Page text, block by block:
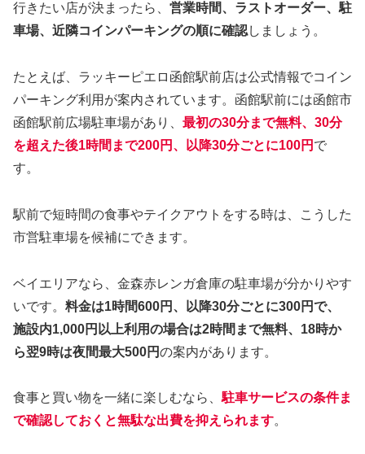
行きたい店が決まったら、 営業時間、ラストオーダー、駐
車場、近隣コインパーキングの順に確認しましょう。
たとえば、ラッキーピエロ函館駅前店は公式情報でコイン
パーキング利用が案内されています。函館駅前には函館市
函館駅前広場駐車場があり、 最初の30分まで無料、30分
を超えた後1時間まで200円、以降30分ごとに100円 で
す。
駅前で短時間の食事やテイクアウトをする時は、こうした
市営駐車場を候補にできます。
ベイエリアなら、金森赤レンガ倉庫の駐車場が分かりやす
いです。 料金は1時間600円、以降30分ごとに300円で、
施設内1,000円以上利用の場合は2時間まで無料、18時か
ら翌9時は夜間最大500円の案内があります。
食事と買い物を一緒に楽しむなら、 駐車サービスの条件ま
で確認しておくと無駄な出費を抑えられます。